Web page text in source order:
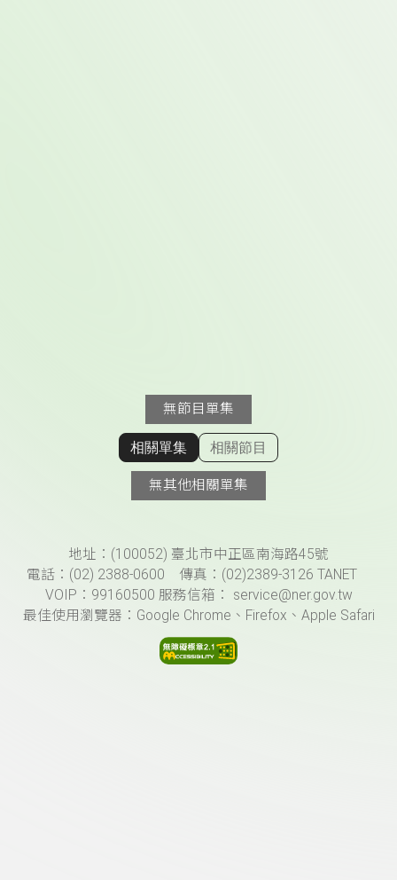
無節目單集
顯示相關單集
相關單集 相關節目
無其他相關單集
頁尾資訊地址：(100052) 臺北市中正區南海路45號
電話：(02) 2388-0600 傳真：(02)2389-3126 TANET
VOIP：99160500 服務信箱： service@ner.gov.tw
最佳使用瀏覽器：Google Chrome、Firefox、Apple Safari